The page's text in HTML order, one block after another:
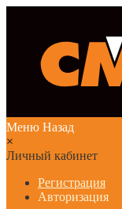
Меню Назад
×
Личный кабинет
Регистрация
Авторизация